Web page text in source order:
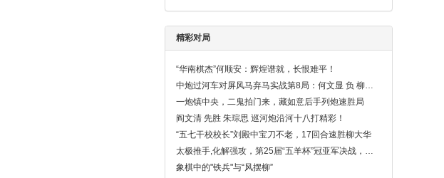
精彩对局
“华南棋杰”何顺安：辉煌谱就，长恨难平！
中炮过河车对屏风马弃马实战第8局：何文显 负 柳大华（精彩）
一炮镇中央，二鬼拍门来，藏如意后手列炮速胜局
阎文清 先胜 朱琮思 巡河炮沿河十八打精彩！
“五七干校校长”刘殿中宝刀不老，17回合速胜柳大华
太极推手,化解强攻，第25届“五羊杯”冠亚军决战，刘殿中先负许银川
象棋中的"铁兵"与“风摆柳”